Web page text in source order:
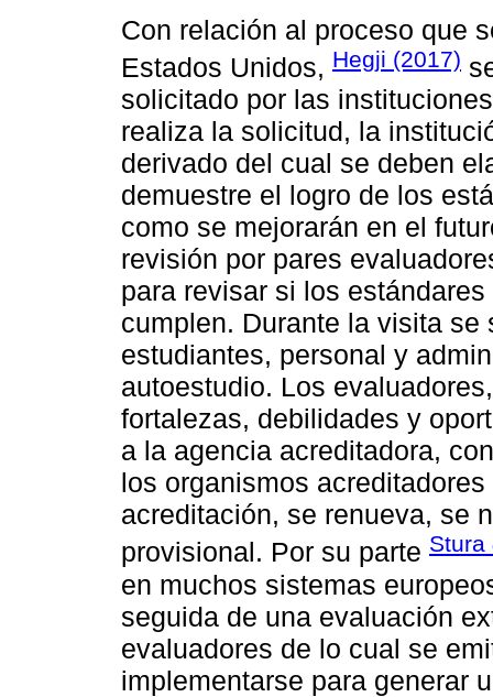
Con relación al proceso que
Estados Unidos, Hegji (2017)
solicitado por las
realiza la solicitud, la
derivado del cual se deben
demuestre el logro de los
como se mejorarán en el
revisión por pares
para revisar si los
cumplen. Durante la visita
estudiantes, personal y
autoestudio. Los
fortalezas, debilidades y
a la agencia acreditadora,
los organismos
acreditación, se renueva, se
provisional. Por su parte Stura
en muchos sistemas
seguida de una evaluación
evaluadores de lo cual se
implementarse para generar